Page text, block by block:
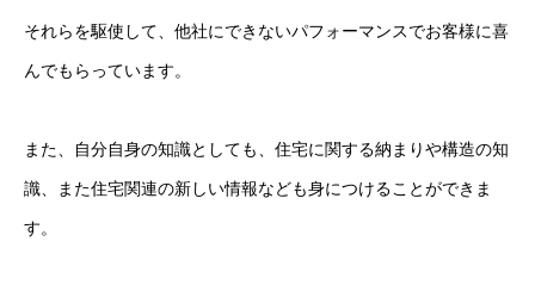
それらを駆使して、他社にできないパフォーマンスでお客様に喜
んでもらっています。
また、自分自身の知識としても、住宅に関する納まりや構造の知
識、また住宅関連の新しい情報なども身につけることができま
す。